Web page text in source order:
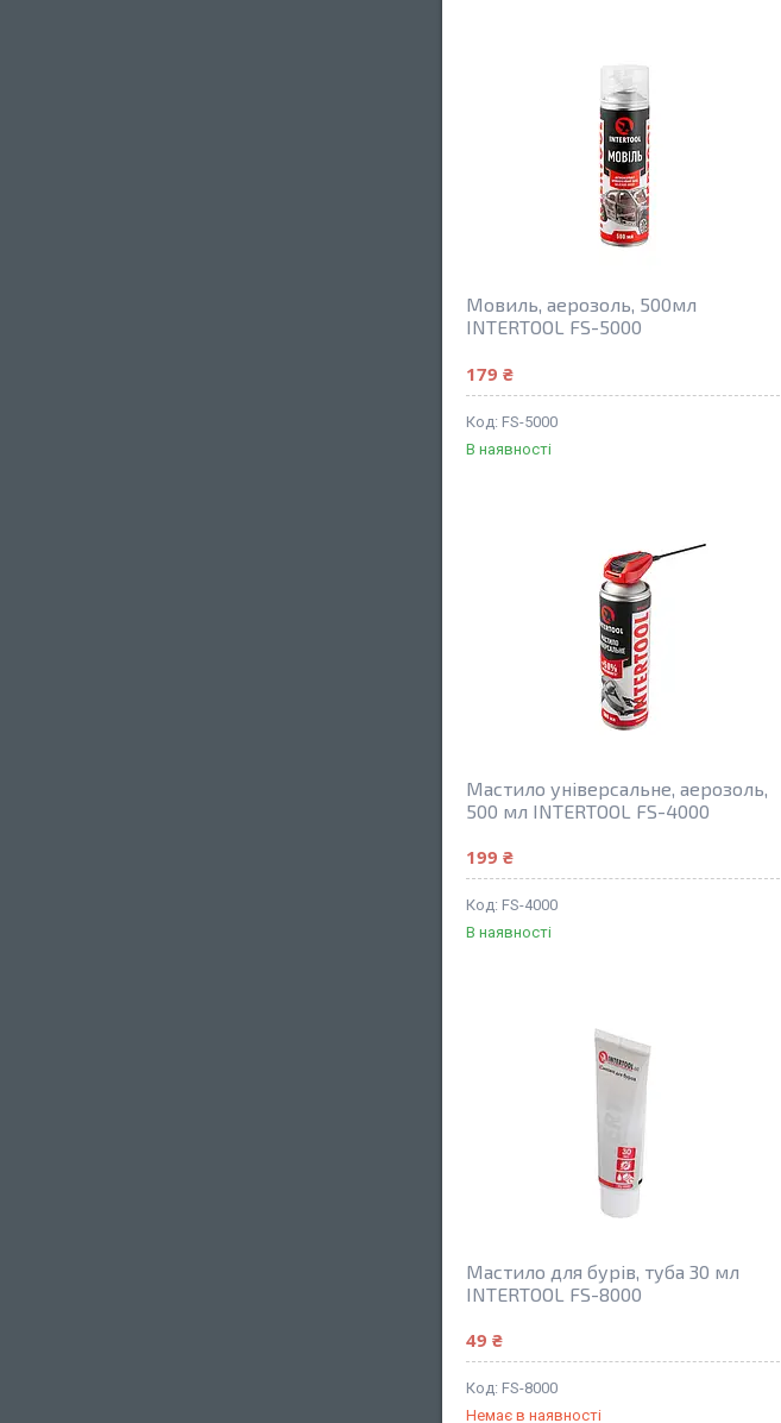
Мовиль, аерозоль, 500мл
INTERTOOL FS-5000
179 ₴
FS-5000
В наявності
Мастило універсальне, аерозоль,
500 мл INTERTOOL FS-4000
199 ₴
FS-4000
В наявності
Мастило для бурів, туба 30 мл
INTERTOOL FS-8000
49 ₴
FS-8000
Немає в наявності